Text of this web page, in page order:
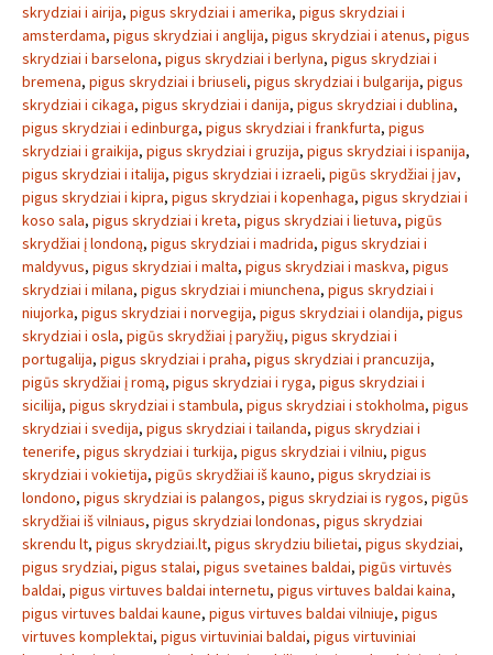
skrydziai i airija, pigus skrydziai i amerika, pigus skrydziai i
amsterdama, pigus skrydziai i anglija, pigus skrydziai i atenus, pigus
skrydziai i barselona, pigus skrydziai i berlyna, pigus skrydziai i
bremena, pigus skrydziai i briuseli, pigus skrydziai i bulgarija, pigus
skrydziai i cikaga, pigus skrydziai i danija, pigus skrydziai i dublina,
pigus skrydziai i edinburga, pigus skrydziai i frankfurta, pigus
skrydziai i graikija, pigus skrydziai i gruzija, pigus skrydziai i ispanija,
pigus skrydziai i italija, pigus skrydziai i izraeli, pigūs skrydžiai į jav,
pigus skrydziai i kipra, pigus skrydziai i kopenhaga, pigus skrydziai i
koso sala, pigus skrydziai i kreta, pigus skrydziai i lietuva, pigūs
skrydžiai į londoną, pigus skrydziai i madrida, pigus skrydziai i
maldyvus, pigus skrydziai i malta, pigus skrydziai i maskva, pigus
skrydziai i milana, pigus skrydziai i miunchena, pigus skrydziai i
niujorka, pigus skrydziai i norvegija, pigus skrydziai i olandija, pigus
skrydziai i osla, pigūs skrydžiai į paryžių, pigus skrydziai i
portugalija, pigus skrydziai i praha, pigus skrydziai i prancuzija,
pigūs skrydžiai į romą, pigus skrydziai i ryga, pigus skrydziai i
sicilija, pigus skrydziai i stambula, pigus skrydziai i stokholma, pigus
skrydziai i svedija, pigus skrydziai i tailanda, pigus skrydziai i
tenerife, pigus skrydziai i turkija, pigus skrydziai i vilniu, pigus
skrydziai i vokietija, pigūs skrydžiai iš kauno, pigus skrydziai is
londono, pigus skrydziai is palangos, pigus skrydziai is rygos, pigūs
skrydžiai iš vilniaus, pigus skrydziai londonas, pigus skrydziai
skrendu lt, pigus skrydziai.lt, pigus skrydziu bilietai, pigus skydziai,
pigus srydziai, pigus stalai, pigus svetaines baldai, pigūs virtuvės
baldai, pigus virtuves baldai internetu, pigus virtuves baldai kaina,
pigus virtuves baldai kaune, pigus virtuves baldai vilniuje, pigus
virtuves komplektai, pigus virtuviniai baldai, pigus virtuviniai